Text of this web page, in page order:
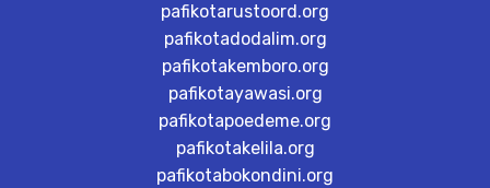
pafikotarustoord.org
pafikotadodalim.org
pafikotakemboro.org
pafikotayawasi.org
pafikotapoedeme.org
pafikotakelila.org
pafikotabokondini.org